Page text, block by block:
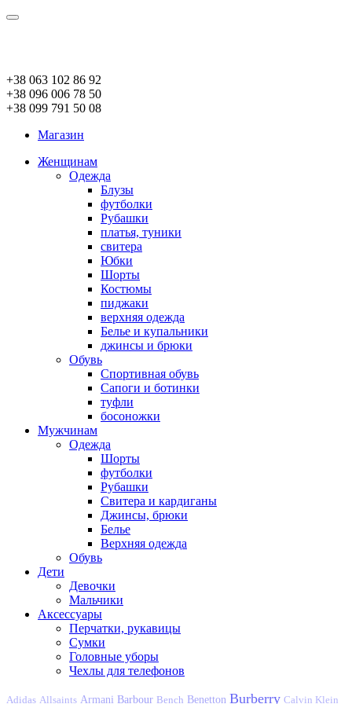
+38 063 102 86 92
+38 096 006 78 50
+38 099 791 50 08
Магазин
Женщинам
Одежда
Блузы
футболки
Рубашки
платья, туники
свитера
Юбки
Шорты
Костюмы
пиджаки
верхняя одежда
Белье и купальники
джинсы и брюки
Обувь
Спортивная обувь
Сапоги и ботинки
туфли
босоножки
Мужчинам
Одежда
Шорты
футболки
Рубашки
Свитера и кардиганы
Джинсы, брюки
Белье
Верхняя одежда
Обувь
Дети
Девочки
Мальчики
Аксессуары
Перчатки, рукавицы
Сумки
Головные уборы
Чехлы для телефонов
Adidas Allsaints Armani Barbour Bench Benetton Burberry Calvin Klein